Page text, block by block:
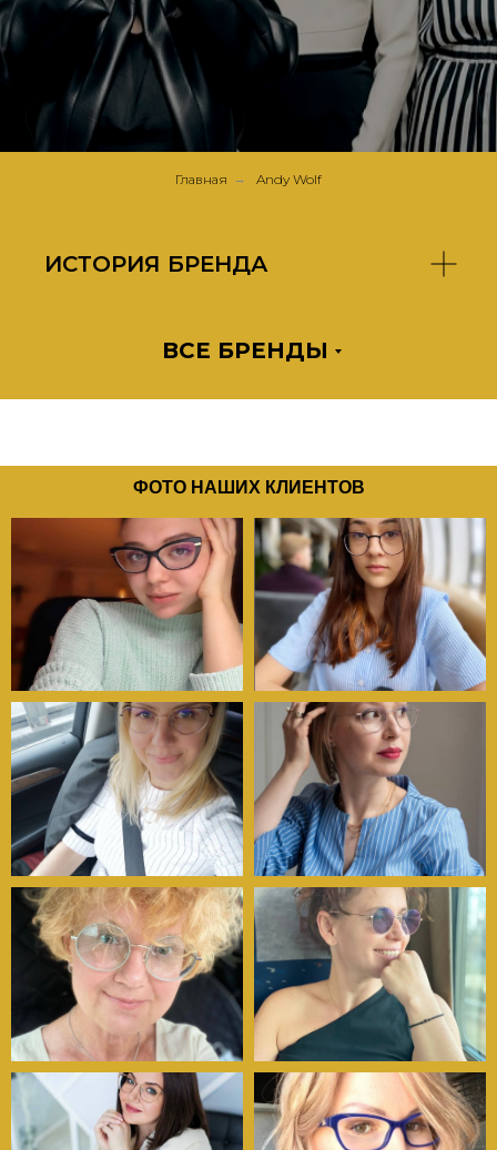
Главная → Andy Wolf
ИСТОРИЯ БРЕНДА
ВСЕ БРЕНДЫ
ФОТО НАШИХ КЛИЕНТОВ